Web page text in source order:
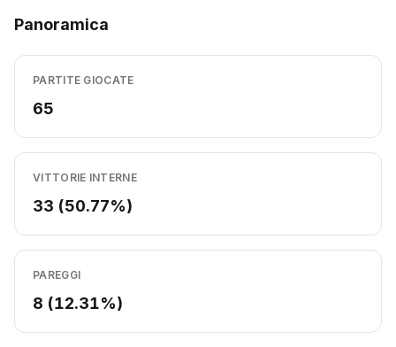
Panoramica
PARTITE GIOCATE
65
VITTORIE INTERNE
33 (50.77%)
PAREGGI
8 (12.31%)